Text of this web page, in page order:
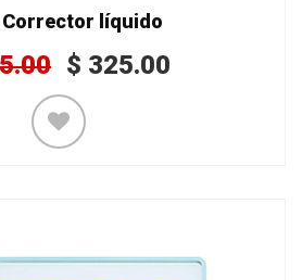
Corrector líquido
$ 325.00